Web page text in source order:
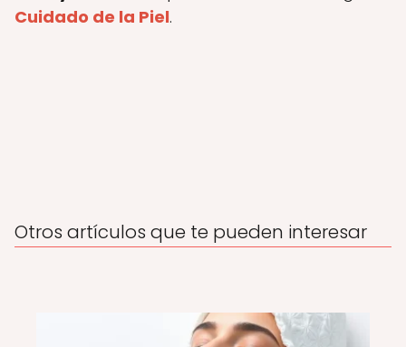
Cuidado de la Piel.
Otros artículos que te pueden interesar